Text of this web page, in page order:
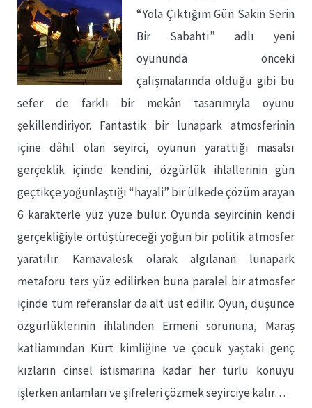
“Yola Çıktığım Gün Sakin Serin
Bir Sabahtı” adlı yeni
oyununda önceki
çalışmalarında olduğu gibi bu
sefer de farklı bir mekân tasarımıyla oyunu
şekillendiriyor. Fantastik bir lunapark atmosferinin
içine dâhil olan seyirci, oyunun yarattığı masalsı
gerçeklik içinde kendini, özgürlük ihlallerinin gün
geçtikçe yoğunlaştığı “hayali” bir ülkede çözüm arayan
6 karakterle yüz yüze bulur. Oyunda seyircinin kendi
gerçekliğiyle örtüştüreceği yoğun bir politik atmosfer
yaratılır. Karnavalesk olarak algılanan lunapark
metaforu ters yüz edilirken buna paralel bir atmosfer
içinde tüm referanslar da alt üst edilir. Oyun, düşünce
özgürlüklerinin ihlalinden Ermeni sorununa, Maraş
katliamından Kürt kimliğine ve çocuk yaştaki genç
kızların cinsel istismarına kadar her türlü konuyu
işlerken anlamları ve şifreleri çözmek seyirciye kalır…